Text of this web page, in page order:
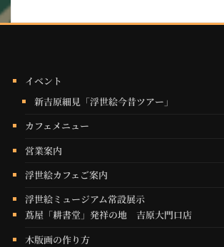
イベント
新吉原細見「浮世絵今昔ツアー」
カフェメニュー
営業案内
浮世絵カフェご案内
浮世絵ミュージアム常設展示
蔦屋「耕書堂」発祥の地 吉原大門口店
木版画の作り方